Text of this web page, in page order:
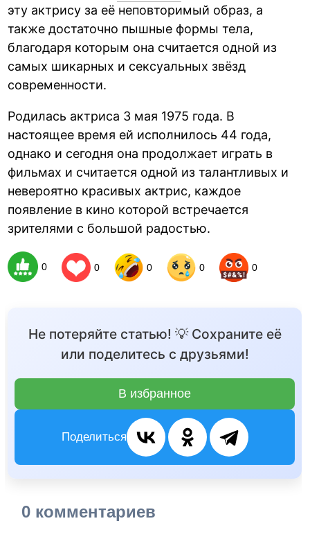
эту актрису за её неповторимый образ, а
также достаточно пышные формы тела,
благодаря которым она считается одной из
самых шикарных и сексуальных звёзд
современности.
Родилась актриса 3 мая 1975 года. В
настоящее время ей исполнилось 44 года,
однако и сегодня она продолжает играть в
фильмах и считается одной из талантливых и
невероятно красивых актрис, каждое
появление в кино которой встречается
зрителями с большой радостью.
0 0 0 0 0
Не потеряйте статью! 💡 Сохраните её
или поделитесь с друзьями!
В избранное
Поделиться
0 комментариев